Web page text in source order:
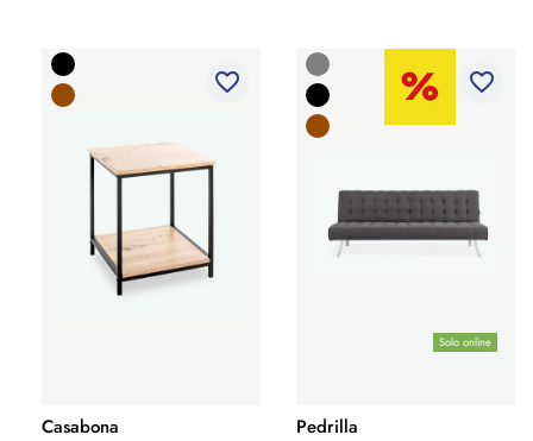
favorite_border
Casabona
Solo online
favorite_border
Pedrilla